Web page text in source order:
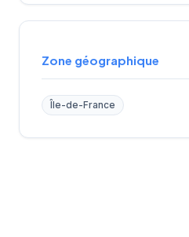
Zone géographique
Île-de-France